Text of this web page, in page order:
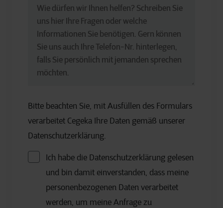
Bitte beachten Sie, mit Ausfüllen des Formulars
verarbeitet Cegeka Ihre Daten gemäß unserer
Datenschutzerklärung.
Ich habe die Datenschutzerklärung gelesen
und bin damit einverstanden, dass meine
personenbezogenen Daten verarbeitet
werden, um meine Anfrage zu